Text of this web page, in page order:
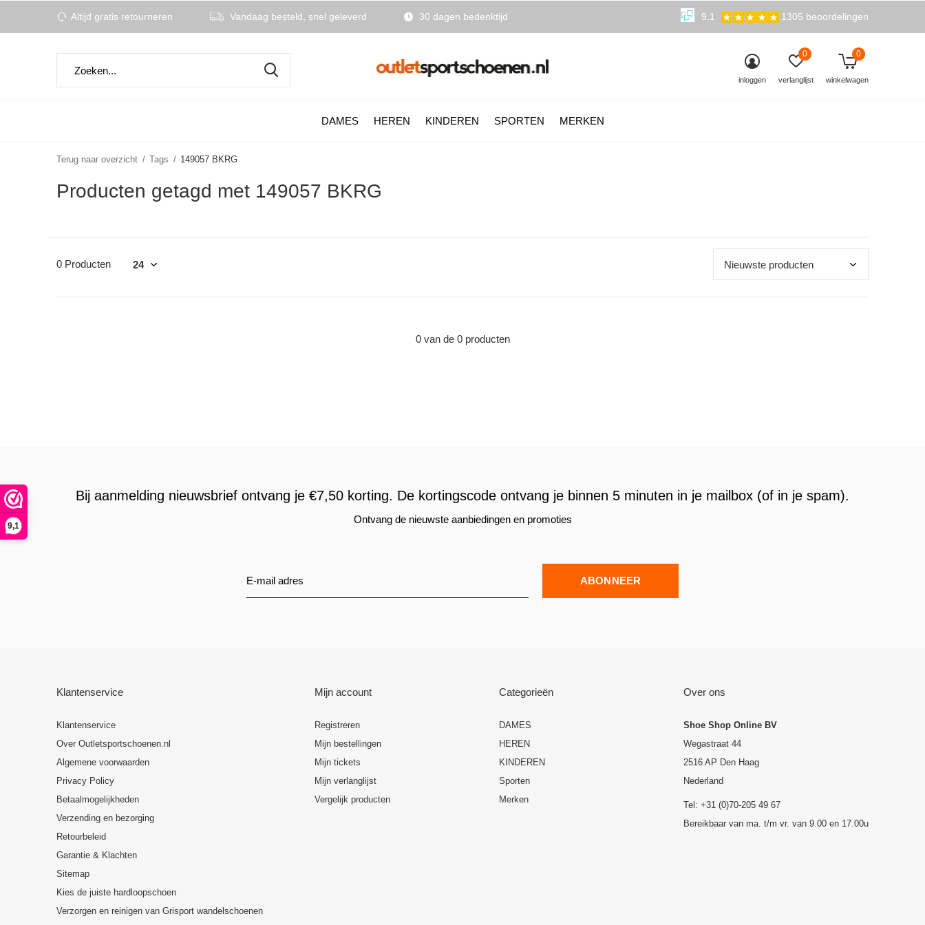
9,1
DAMES HEREN KINDEREN SPORTEN MERKEN
inloggen verlanglijst
0
winkelwagen
0
Altijd gratis retourneren Vandaag besteld, snel geleverd 30 dagen bedenktijd 9.1 1305 beoordelingen
Terug naar overzicht Tags 149057 BKRG
Producten getagd met 149057 BKRG
0 Producten
0 van de 0 producten
Bij aanmelding nieuwsbrief ontvang je €7,50 korting. De kortingscode ontvang je binnen 5 minuten in je mailbox (of in je spam).
Ontvang de nieuwste aanbiedingen en promoties
ABONNEER
Klantenservice
Klantenservice
Over Outletsportschoenen.nl
Algemene voorwaarden
Privacy Policy
Betaalmogelijkheden
Verzending en bezorging
Retourbeleid
Garantie & Klachten
Sitemap
Kies de juiste hardloopschoen
Verzorgen en reinigen van Grisport wandelschoenen
Mijn account
Registreren
Mijn bestellingen
Mijn tickets
Mijn verlanglijst
Vergelijk producten
Categorieën
DAMES
HEREN
KINDEREN
Sporten
Merken
Over ons
Shoe Shop Online BV
Wegastraat 44
2516 AP Den Haag
Nederland
Tel: +31 (0)70-205 49 67
Bereikbaar van ma. t/m vr. van 9.00 en 17.00u